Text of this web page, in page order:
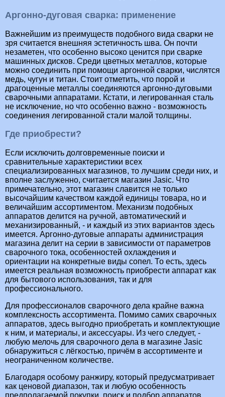
Аргонно-дуговая сварка: применение
Важнейшим из преимуществ подобного вида сварки не
зря считается внешняя эстетичность шва. Он почти
незаметен, что особенно высоко ценится при сварке
машинных дисков. Среди цветных металлов, которые
можно соединить при помощи аргонной сварки, числятся
медь, чугун и титан. Стоит отметить, что порой и
драгоценные металлы соединяются аргонно-дуговыми
сварочными аппаратами. Кстати, и легированная сталь
не исключение, но что особенно важно - возможность
соединения легированной стали малой толщины.
Где приобрести?
Если исключить долговременные поиски и
сравнительные характеристики всех
специализированных магазинов, то лучшим среди них, и
вполне заслуженно, считается магазин Jasic. Что
примечательно, этот магазин славится не только
высочайшим качеством каждой единицы товара, но и
величайшим ассортиментом. Механизм подобных
аппаратов делится на ручной, автоматический и
механизированный, - и каждый из этих вариантов здесь
имеется. Аргонно-дуговые аппараты администрация
магазина делит на серии в зависимости от параметров
сварочного тока, особенностей охлаждения и
ориентации на конкретные виды сопел. То есть, здесь
имеется реальная возможность приобрести аппарат как
для бытового использования, так и для
профессионального.
Для профессионалов сварочного дела крайне важна
комплексность ассортимента. Помимо самих сварочных
аппаратов, здесь выгодно приобретать и комплектующие
к ним, и материалы, и аксессуары. Из чего следует, -
любую мелочь для сварочного дела в магазине Jasic
обнаружиться с лёгкостью, причём в ассортименте и
неограниченном количестве.
Благодаря особому ранжиру, который предусматривает
как ценовой диапазон, так и любую особенность
предполагаемой покупки, поиск и подбор аппаратов